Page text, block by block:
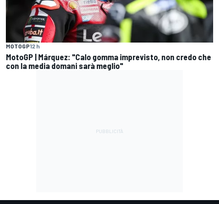
MOTOGP12 h
MotoGP | Márquez: "Calo gomma imprevisto, non credo che
con la media domani sarà meglio"